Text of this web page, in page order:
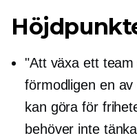
"Att växa ett
förmodligen en
kan göra för
behöver inte